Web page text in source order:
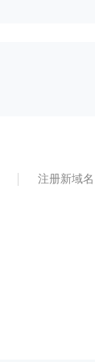
注册新域名